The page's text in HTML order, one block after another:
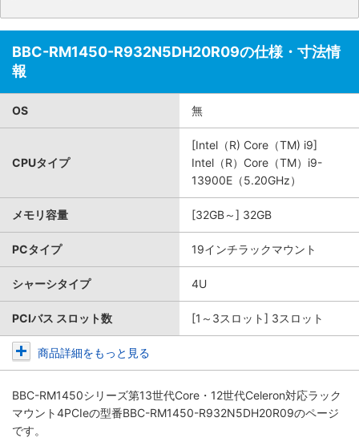
BBC-RM1450-R932N5DH20R09の仕様・寸法情
報
OS 無
CPUタイプ
[Intel（R) Core（TM) i9]
Intel（R）Core（TM）i9-
13900E（5.20GHz）
メモリ容量 [32GB～] 32GB
PCタイプ 19インチラックマウント
シャーシタイプ 4U
PCIバス スロット数 [1～3スロット] 3スロット
商品詳細をもっと見る
BBC-RM1450シリーズ第13世代Core・12世代Celeron対応ラック
マウント4PCIeの型番BBC-RM1450-R932N5DH20R09のページ
です。